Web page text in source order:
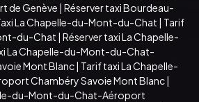
de Genève | Réserver taxi Bourdeau-
La Chapelle-du-Mont-du-Chat | Tarif
du-Chat | Réserver taxi La Chapelle-
La Chapelle-du-Mont-du-Chat-
Mont Blanc| Tarif taxi La Chapelle-
Chambéry Savoie Mont Blanc|
du-Mont-du-Chat-Aéroport